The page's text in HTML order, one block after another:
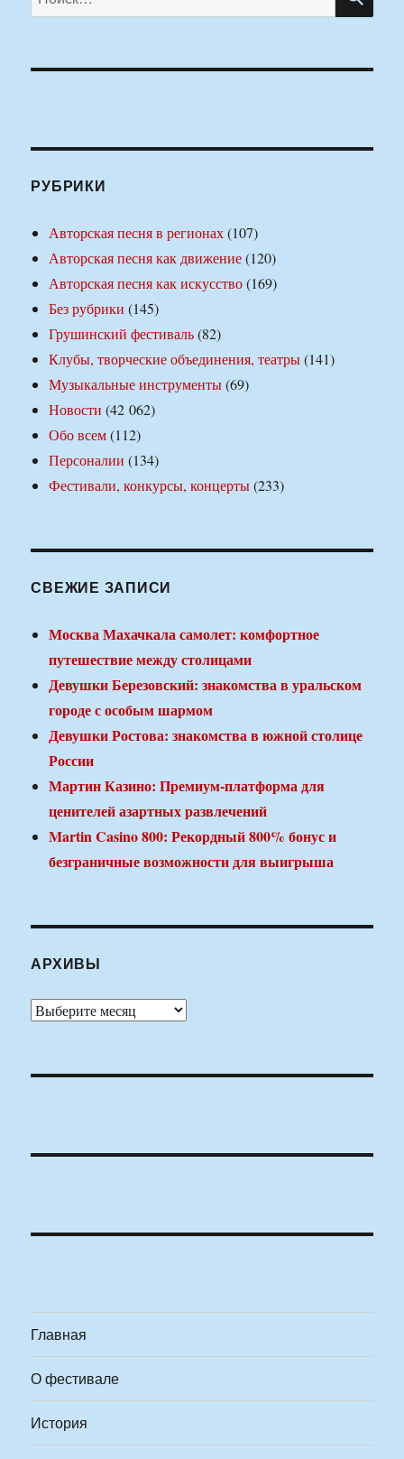
РУБРИКИ
Авторская песня в регионах(107)
Авторская песня как движение(120)
Авторская песня как искусство(169)
Без рубрики (145)
Грушинский фестиваль(82)
Клубы, творческие объединения, театры(141)
Музыкальные инструменты(69)
Новости (42 062)
Обо всем(112)
Персоналии (134)
Фестивали, конкурсы, концерты(233)
СВЕЖИЕ ЗАПИСИ
Москва Махачкала самолет: комфортное
путешествие между столицами
Девушки Березовский: знакомства в уральском
городе с особым шармом
Девушки Ростова: знакомства в южной столице
России
Мартин Казино: Премиум-платформа для
ценителей азартных развлечений
Martin Casino 800: Рекордный 800% бонус и
безграничные возможности для выигрыша
АРХИВЫ
Архивы
Главная
О фестивале
История